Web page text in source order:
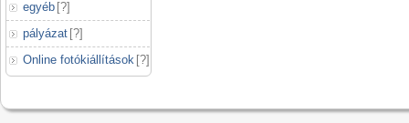
egyéb [?]
pályázat [?]
Online fotókiállítások [?]